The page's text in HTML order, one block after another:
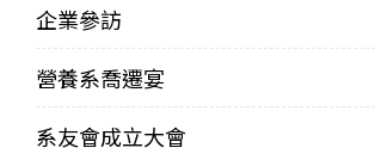
企業參訪
營養系喬遷宴
系友會成立大會